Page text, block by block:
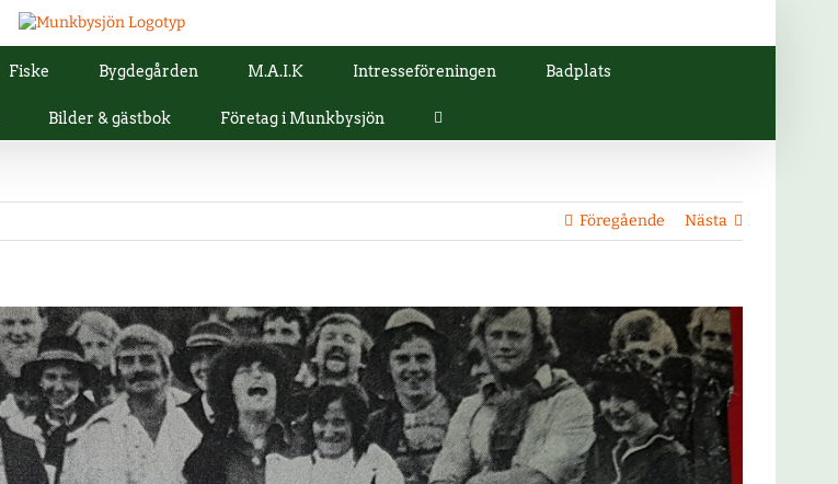
Fiske Bygdegården M.A.I.K Intresseföreningen Badplats
Bilder & gästbok Företag i Munkbysjön
Föregående Nästa